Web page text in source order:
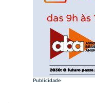
Publicidade